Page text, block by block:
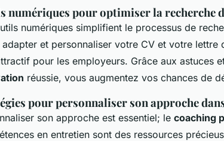
numériques pour optimiser la recherche
numériques simplifient le processus de
adapter et personnaliser votre CV et votre
pour les employeurs. Grâce aux astuces
réussie, vous augmentez vos chances de
pour personnaliser son approche
son approche est essentiel; le coaching
en entretien sont des ressources